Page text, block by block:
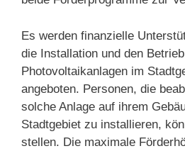
Es werden finanzielle
die Installation und den
Photovoltaikanlagen im
angeboten. Personen, die
solche Anlage auf ihrem
Stadtgebiet zu installieren,
stellen. Die maximale